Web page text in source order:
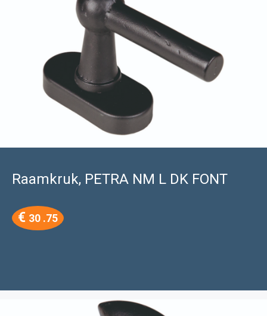
Raamkruk, PETRA NM L DK FONT
€ 30 .75